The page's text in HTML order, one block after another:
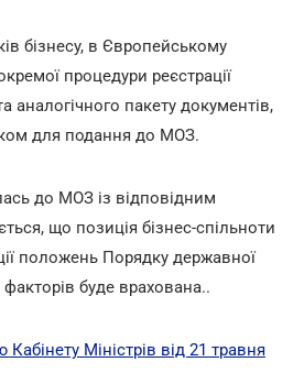
бізнесу, в Європейському
процедури реєстрації
аналогічного пакету документів,
для подання до МОЗ.
до МОЗ із відповідним
що позиція бізнес-спільноти
положень Порядку державної
факторів буде врахована..
Міністрів від 21 травня